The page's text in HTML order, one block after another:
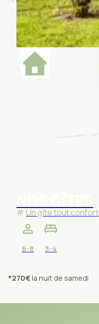
Un gîte tout confort
6-8 3-4
*270€la nuit de samedi